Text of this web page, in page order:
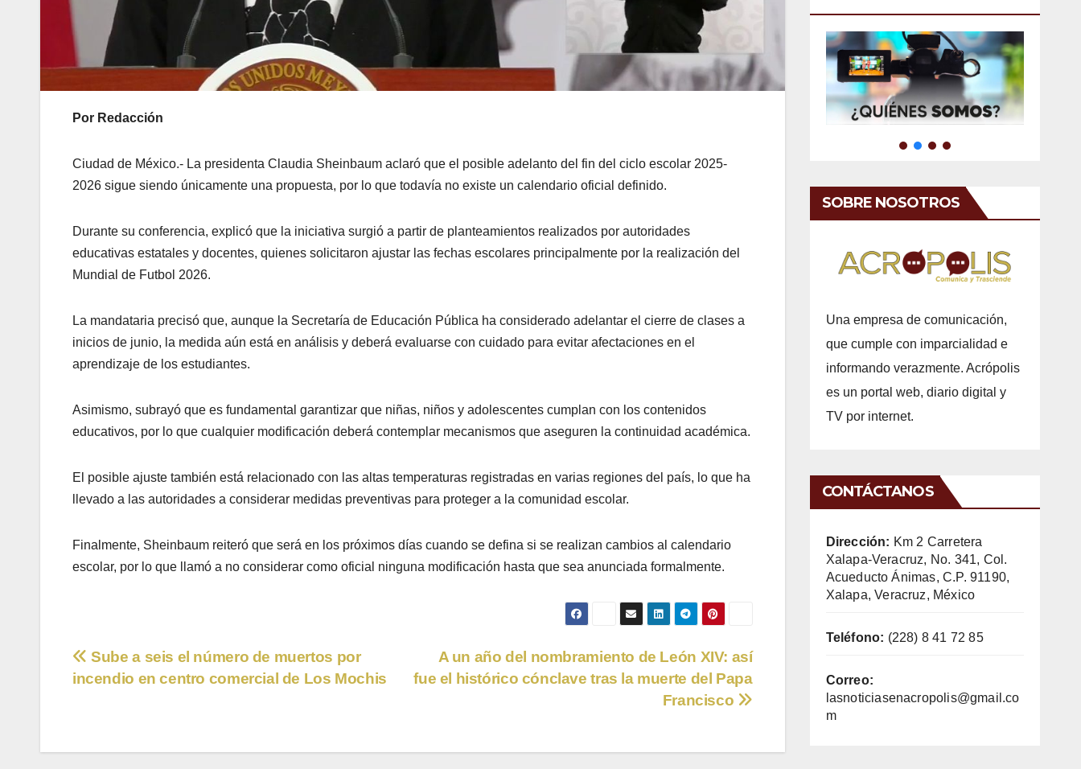
Por Redacción
Ciudad de México.- La presidenta Claudia Sheinbaum aclaró que el posible adelanto del fin del ciclo escolar 2025-
2026 sigue siendo únicamente una propuesta, por lo que todavía no existe un calendario oficial definido.
Durante su conferencia, explicó que la iniciativa surgió a partir de planteamientos realizados por autoridades
educativas estatales y docentes, quienes solicitaron ajustar las fechas escolares principalmente por la realización del
Mundial de Futbol 2026.
La mandataria precisó que, aunque la Secretaría de Educación Pública ha considerado adelantar el cierre de clases a
inicios de junio, la medida aún está en análisis y deberá evaluarse con cuidado para evitar afectaciones en el
aprendizaje de los estudiantes.
Asimismo, subrayó que es fundamental garantizar que niñas, niños y adolescentes cumplan con los contenidos
educativos, por lo que cualquier modificación deberá contemplar mecanismos que aseguren la continuidad académica.
El posible ajuste también está relacionado con las altas temperaturas registradas en varias regiones del país, lo que ha
llevado a las autoridades a considerar medidas preventivas para proteger a la comunidad escolar.
Finalmente, Sheinbaum reiteró que será en los próximos días cuando se defina si se realizan cambios al calendario
escolar, por lo que llamó a no considerar como oficial ninguna modificación hasta que sea anunciada formalmente.
Navegación
A un año del nombramiento de León XIV: así
fue el histórico cónclave tras la muerte del Papa
Francisco
Sube a seis el número de muertos por
incendio en centro comercial de Los Mochis
SOBRE NOSOTROS
Una empresa de comunicación,
que cumple con imparcialidad e
informando verazmente. Acrópolis
es un portal web, diario digital y
TV por internet.
CONTÁCTANOS
Dirección: Km 2 Carretera
Xalapa-Veracruz, No. 341, Col.
Acueducto Ánimas, C.P. 91190,
Xalapa, Veracruz, México
Teléfono: (228) 8 41 72 85
Correo:
lasnoticiasenacropolis@gmail.co
m